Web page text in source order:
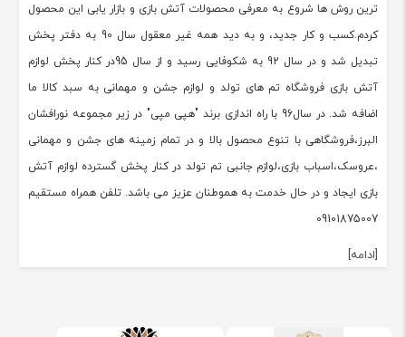
ترین روش ها شروع به معرفی محصولات آتش بازی و بازار یابی این محصول
کردم.کسب و کار جدید، و به دید همه غیر معقول سال 90 به دفتر پخش
تبدیل شد و در سال 92 به شکوفایی رسید و از سال 95در کنار پخش لوازم
آتش بازی فروشگاه تم های تولد و لوازم جشن و مهمانی به سبد کالا ما
اضافه شد. در سال96 با راه اندازی برند "هپی مپی" در زیر مجموعه نورافشان
البرز،فروشگاهی با تنوع محصول بالا و در تمام زمینه های جشن و مهمانی
،عروسک،اسباب بازی،لوازم جانبی تم تولد در کنار پخش گسترده لوازم آتش
بازی ایجاد و در حال خدمت به هموطنان عزیز می باشد. تلفن همراه مستقیم
09101875007
[ادامه]